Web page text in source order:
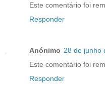
Este comentário foi
Responder
Anónimo 28 de junho
Este comentário foi
Responder